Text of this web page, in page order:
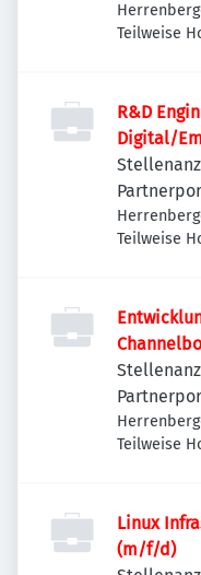
Teilweise
R&D
Digital/
Teilweise
Teilweise
Linux
(m/f/d)